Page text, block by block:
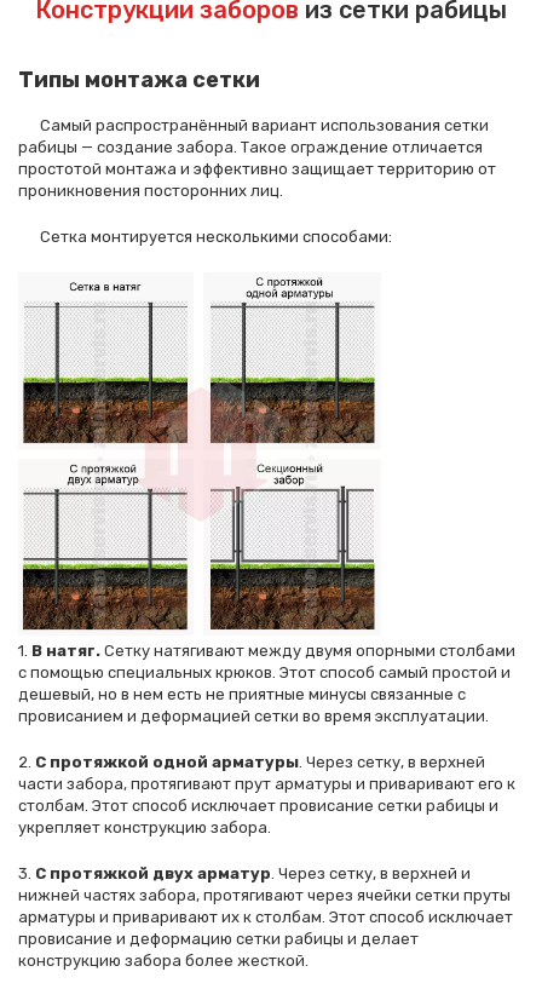
Конструкции заборов из сетки рабицы
Типы монтажа сетки
Самый распространённый вариант использования сетки
рабицы — создание забора. Такое ограждение отличается
простотой монтажа и эффективно защищает территорию от
проникновения посторонних лиц.
Сетка монтируется несколькими способами:
1. В натяг. Сетку натягивают между двумя опорными столбами
с помощью специальных крюков. Этот способ самый простой и
дешевый, но в нем есть не приятные минусы связанные с
провисанием и деформацией сетки во время эксплуатации.
2. С протяжкой одной арматуры . Через сетку, в верхней
части забора, протягивают прут арматуры и приваривают его к
столбам. Этот способ исключает провисание сетки рабицы и
укрепляет конструкцию забора.
3. С протяжкой двух арматур . Через сетку, в верхней и
нижней частях забора, протягивают через ячейки сетки пруты
арматуры и приваривают их к столбам. Этот способ исключает
провисание и деформацию сетки рабицы и делает
конструкцию забора более жесткой.